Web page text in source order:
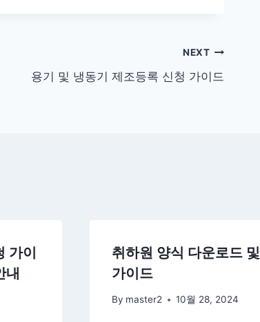
NEXT
용기 및 냉동기 제조등록 신청 가이드
가이
내
취하원 양식 다운로드
가이드
By master2 10월 28, 2024